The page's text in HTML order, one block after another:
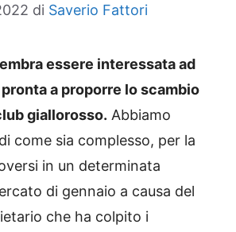
di Saverio Fattori
essere interessata ad
a proporre lo scambio
giallorosso. Abbiamo
come sia complesso, per la
in un determinata
di gennaio a causa del
che ha colpito i